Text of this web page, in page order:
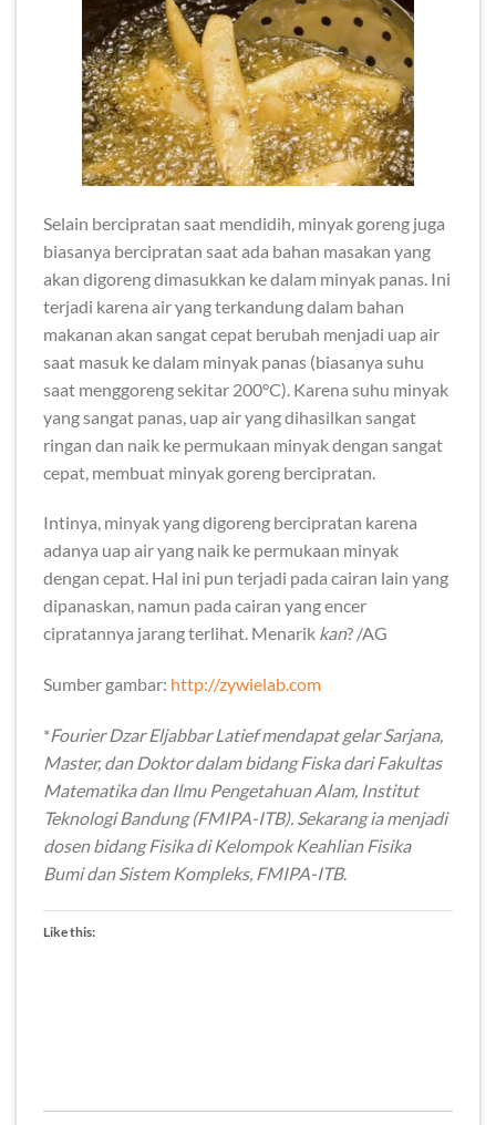
Selain bercipratan saat mendidih, minyak goreng juga
biasanya bercipratan saat ada bahan masakan yang
akan digoreng dimasukkan ke dalam minyak panas. Ini
terjadi karena air yang terkandung dalam bahan
makanan akan sangat cepat berubah menjadi uap air
saat masuk ke dalam minyak panas (biasanya suhu
saat menggoreng sekitar 200°C). Karena suhu minyak
yang sangat panas, uap air yang dihasilkan sangat
ringan dan naik ke permukaan minyak dengan sangat
cepat, membuat minyak goreng bercipratan.
Intinya, minyak yang digoreng bercipratan karena
adanya uap air yang naik ke permukaan minyak
dengan cepat. Hal ini pun terjadi pada cairan lain yang
dipanaskan, namun pada cairan yang encer
cipratannya jarang terlihat. Menarik kan? /AG
Sumber gambar: http://zywielab.com
*Fourier Dzar Eljabbar Latief mendapat gelar Sarjana,
Master, dan Doktor dalam bidang Fiska dari Fakultas
Matematika dan Ilmu Pengetahuan Alam, Institut
Teknologi Bandung (FMIPA-ITB). Sekarang ia menjadi
dosen bidang Fisika di Kelompok Keahlian Fisika
Bumi dan Sistem Kompleks, FMIPA-ITB.
Like this: